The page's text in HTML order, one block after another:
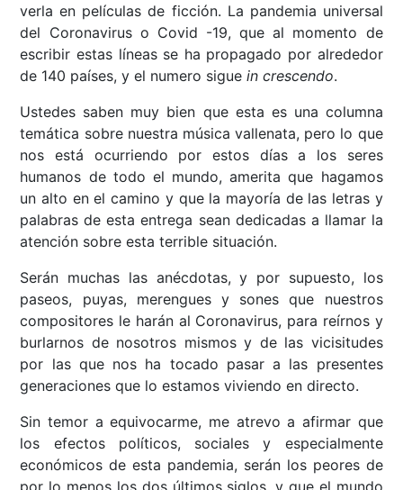
verla en películas de ficción. La pandemia universal
del Coronavirus o Covid -19, que al momento de
escribir estas líneas se ha propagado por alrededor
de 140 países, y el numero siguein crescendo.
Ustedes saben muy bien que esta es una columna
temática sobre nuestra música vallenata, pero lo que
nos está ocurriendo por estos días a los seres
humanos de todo el mundo, amerita que hagamos
un alto en el camino y que la mayoría de las letras y
palabras de esta entrega sean dedicadas a llamar la
atención sobre esta terrible situación.
Serán muchas las anécdotas, y por supuesto, los
paseos, puyas, merengues y sones que nuestros
compositores le harán al Coronavirus, para reírnos y
burlarnos de nosotros mismos y de las vicisitudes
por las que nos ha tocado pasar a las presentes
generaciones que lo estamos viviendo en directo.
Sin temor a equivocarme, me atrevo a afirmar que
los efectos políticos, sociales y especialmente
económicos de esta pandemia, serán los peores de